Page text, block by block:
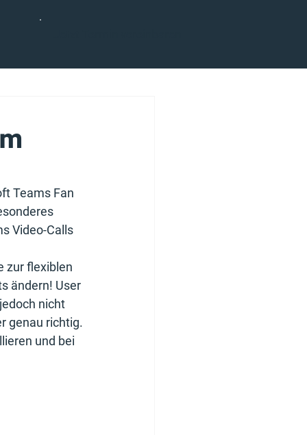
Teams Fan
Video-Calls
zur flexiblen
ändern! User
nicht
genau richtig.
und bei